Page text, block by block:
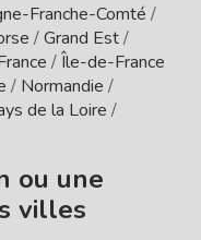
Franche-Comté /
/Grand Est/
/Île-de-France
/ Normandie /
de la Loire /
ou une
villes